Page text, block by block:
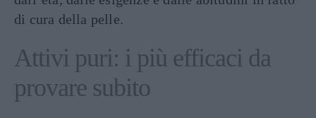
di cura della pelle.
Attivi puri: i più efficaci da
provare subito